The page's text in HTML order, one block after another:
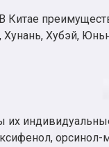
Китае
Хубэй,
их